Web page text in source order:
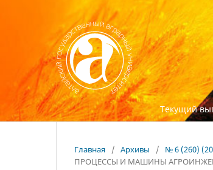
Текущий
Главная / Архивы / № 6 (260)
ПРОЦЕССЫ И МАШИНЫ